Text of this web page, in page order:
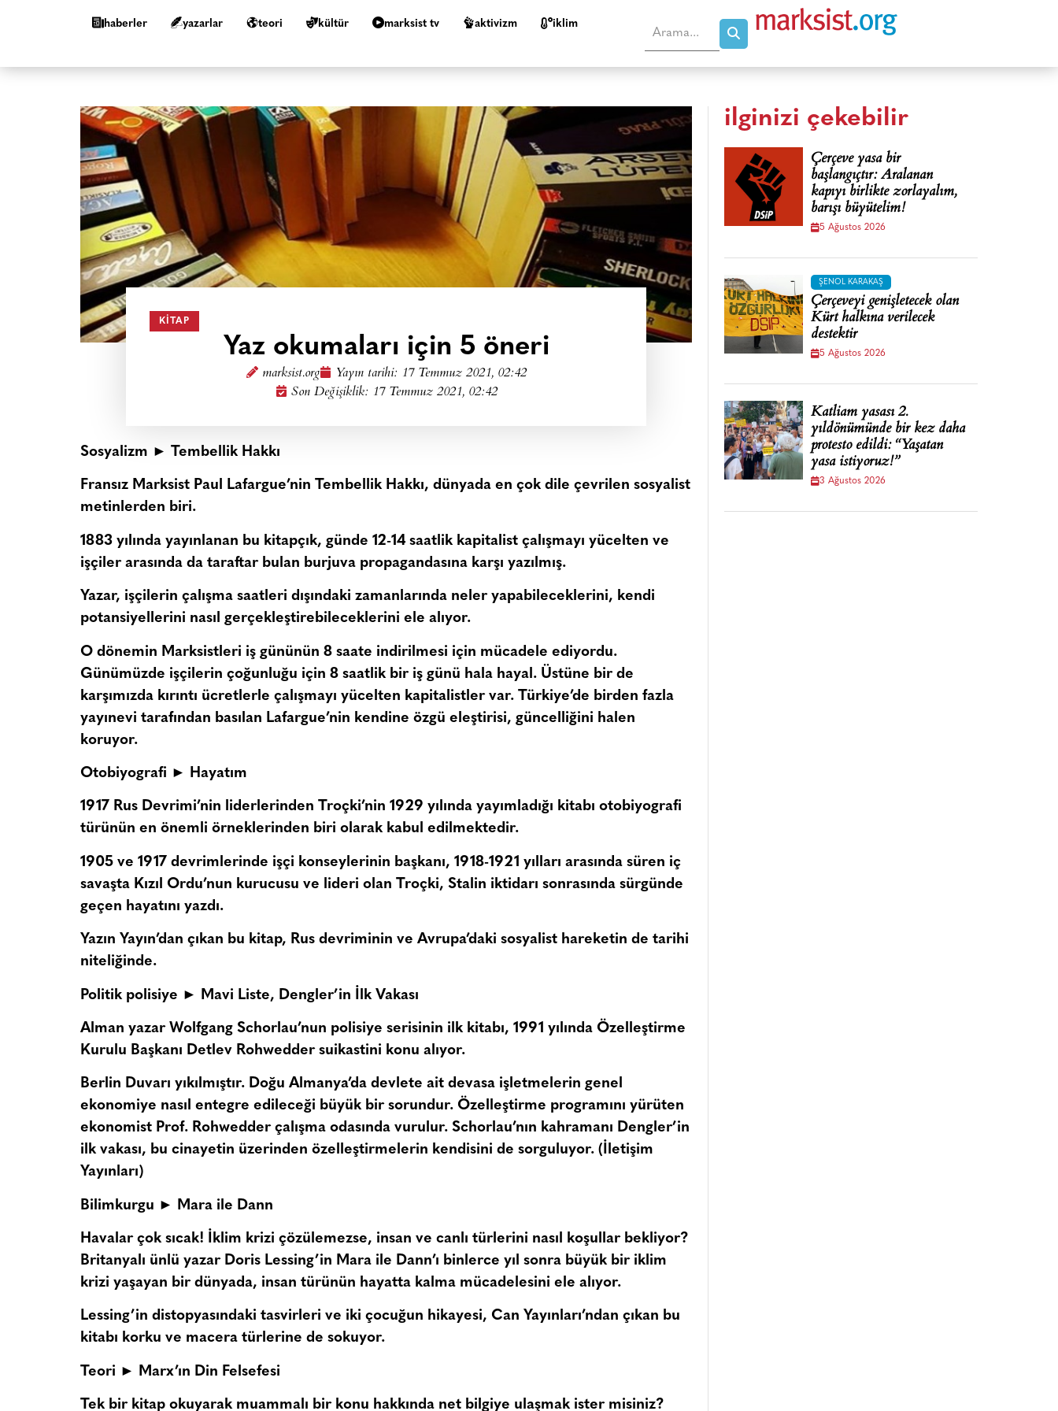
haberler yazarlar teori kültür marksist tv aktivizm i̇klim
KITAP
Yaz okumaları için 5 öneri
marksist.org Yayın tarihi: 17 Temmuz 2021, 02:42
Son Değişiklik: 17 Temmuz 2021, 02:42
Sosyalizm ► Tembellik Hakkı
Fransız Marksist Paul Lafargue’nin Tembellik Hakkı, dünyada en çok dile çevrilen sosyalist
metinlerden biri.
1883 yılında yayınlanan bu kitapçık, günde 12-14 saatlik kapitalist çalışmayı yücelten ve
işçiler arasında da taraftar bulan burjuva propagandasına karşı yazılmış.
Yazar, işçilerin çalışma saatleri dışındaki zamanlarında neler yapabileceklerini, kendi
potansiyellerini nasıl gerçekleştirebileceklerini ele alıyor.
O dönemin Marksistleri iş gününün 8 saate indirilmesi için mücadele ediyordu.
Günümüzde işçilerin çoğunluğu için 8 saatlik bir iş günü hala hayal. Üstüne bir de
karşımızda kırıntı ücretlerle çalışmayı yücelten kapitalistler var. Türkiye’de birden fazla
yayınevi tarafından basılan Lafargue’nin kendine özgü eleştirisi, güncelliğini halen
koruyor.
Otobiyografi ► Hayatım
1917 Rus Devrimi’nin liderlerinden Troçki’nin 1929 yılında yayımladığı kitabı otobiyografi
türünün en önemli örneklerinden biri olarak kabul edilmektedir.
1905 ve 1917 devrimlerinde işçi konseylerinin başkanı, 1918-1921 yılları arasında süren iç
savaşta Kızıl Ordu’nun kurucusu ve lideri olan Troçki, Stalin iktidarı sonrasında sürgünde
geçen hayatını yazdı.
Yazın Yayın’dan çıkan bu kitap, Rus devriminin ve Avrupa’daki sosyalist hareketin de tarihi
niteliğinde.
Politik polisiye ► Mavi Liste, Dengler’in İlk Vakası
Alman yazar Wolfgang Schorlau’nun polisiye serisinin ilk kitabı, 1991 yılında Özelleştirme
Kurulu Başkanı Detlev Rohwedder suikastini konu alıyor.
Berlin Duvarı yıkılmıştır. Doğu Almanya’da devlete ait devasa işletmelerin genel
ekonomiye nasıl entegre edileceği büyük bir sorundur. Özelleştirme programını yürüten
ekonomist Prof. Rohwedder çalışma odasında vurulur. Schorlau’nın kahramanı Dengler’in
ilk vakası, bu cinayetin üzerinden özelleştirmelerin kendisini de sorguluyor. (İletişim
Yayınları)
Bilimkurgu ► Mara ile Dann
Havalar çok sıcak! İklim krizi çözülemezse, insan ve canlı türlerini nasıl koşullar bekliyor?
Britanyalı ünlü yazar Doris Lessing’in Mara ile Dann’ı binlerce yıl sonra büyük bir iklim
krizi yaşayan bir dünyada, insan türünün hayatta kalma mücadelesini ele alıyor.
Lessing’in distopyasındaki tasvirleri ve iki çocuğun hikayesi, Can Yayınları’ndan çıkan bu
kitabı korku ve macera türlerine de sokuyor.
Teori ► Marx’ın Din Felsefesi
Tek bir kitap okuyarak muammalı bir konu hakkında net bilgiye ulaşmak ister misiniz?
ilginizi çekebilir
Çerçeve yasa bir
başlangıçtır: Aralanan
kapıyı birlikte zorlayalım,
barışı büyütelim!
5 Ağustos 2026
ŞENOL KARAKAŞ
Çerçeveyi genişletecek olan
Kürt halkına verilecek
destektir
5 Ağustos 2026
Katliam yasası 2.
yıldönümünde bir kez daha
protesto edildi: “Yaşatan
yasa istiyoruz!”
3 Ağustos 2026